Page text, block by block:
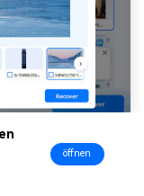
öffnen